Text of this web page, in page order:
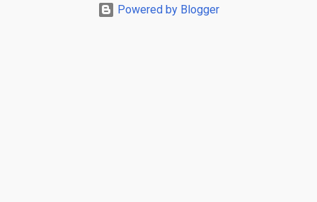
い。 アプリのバグ？ で中華フォントを直す メール一覧からメニュ
Powered by Blogger